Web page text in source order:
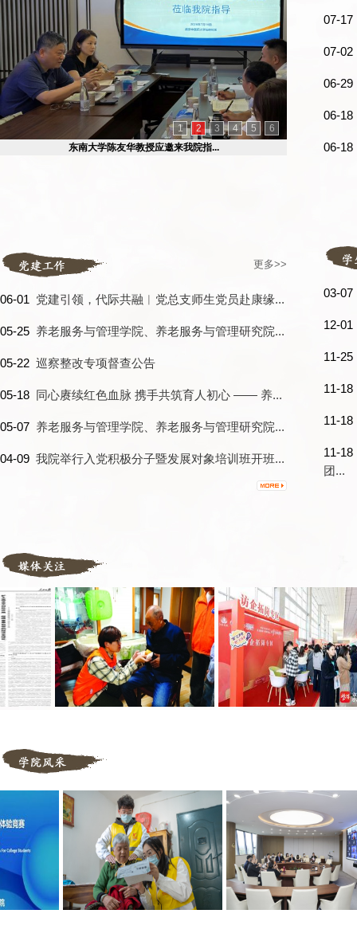
1 2 3 4 5
6
东南大学陈友华教授应邀来我院指...
07-
07-
06-
06-
06-
更多>>
06-01 党建引领，代际共融︱党总支师生党员赴康缘...
05-25 养老服务与管理学院、养老服务与管理研究院...
05-22 巡察整改专项督查公告
05-18 同心赓续红色血脉 携手共筑育人初心 —— 养...
05-07 养老服务与管理学院、养老服务与管理研究院...
04-09 我院举行入党积极分子暨发展对象培训班开班...
03-
12-
11-
11-
11-
11-
团...